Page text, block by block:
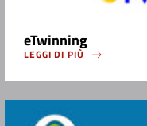
eTwinning
LEGGI DI PIÙ